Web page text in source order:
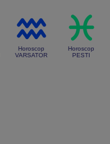
Horoscop
VARSATOR
Horoscop
PESTI